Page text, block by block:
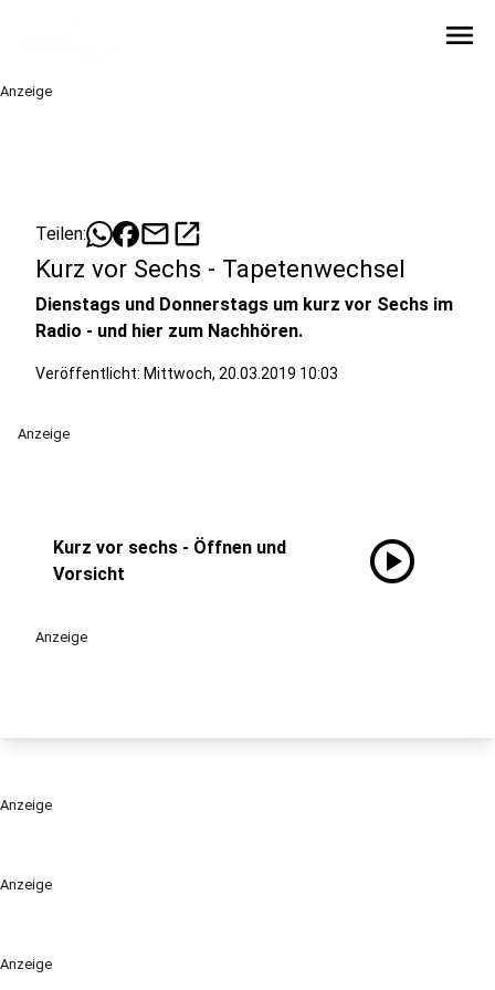
menu
Anzeige
Anzeige
Anzeige
Teilen: mailopen_in_new
Kurz vor Sechs - Tapetenwechsel
Dienstags und Donnerstags um kurz vor Sechs im
Radio - und hier zum Nachhören.
Veröffentlicht: Mittwoch, 20.03.2019 10:03
Anzeige
Kurz vor sechs - Öffnen und
Vorsicht
play_circle
Anzeige
Anzeige